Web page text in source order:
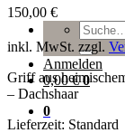
Suche
nach:
Anmelden
0,00€ 0
0
150,00 €
inkl. MwSt. zzgl.
Griff aus
– Dachshaar
Lieferzeit: Standard